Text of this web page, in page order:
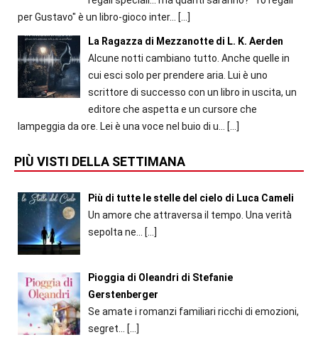
per Gustavo" è un libro-gioco inter...
[…]
La Ragazza di Mezzanotte di L. K. Aerden
Alcune notti cambiano tutto. Anche quelle in
cui esci solo per prendere aria. Lui è uno
scrittore di successo con un libro in uscita, un
editore che aspetta e un cursore che
lampeggia da ore. Lei è una voce nel buio di u...
[…]
PIÙ VISTI DELLA SETTIMANA
Più di tutte le stelle del cielo di Luca Cameli
Un amore che attraversa il tempo. Una verità
sepolta ne...
[…]
Pioggia di Oleandri di Stefanie
Gerstenberger
Se amate i romanzi familiari ricchi di emozioni,
segret... […]